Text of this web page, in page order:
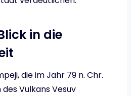
in die
die im Jahr 79 n. Chr.
Vulkans Vesuv